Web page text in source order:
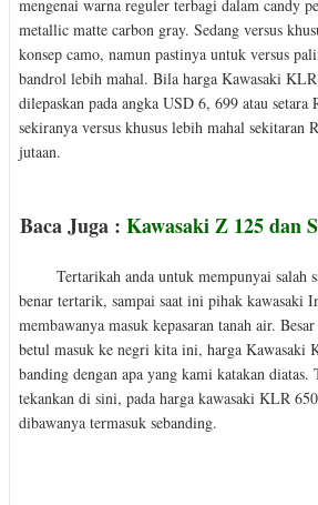
mengenai warna reguler terbagi dalam candy
metallic matte carbon gray. Sedang versus
konsep camo, namun pastinya untuk versus
bandrol lebih mahal. Bila harga Kawasaki
dilepaskan pada angka USD 6, 699 atau
sekiranya versus khusus lebih mahal sekitaran
jutaan.
Baca Juga : Kawasaki Z 125 dan
Tertarikah anda untuk mempunyai salah
benar tertarik, sampai saat ini pihak kawasaki
membawanya masuk kepasaran tanah air.
betul masuk ke negri kita ini, harga Kawasaki
banding dengan apa yang kami katakan diatas.
tekankan di sini, pada harga kawasaki KLR
dibawanya termasuk sebanding.